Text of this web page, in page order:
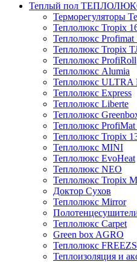
Теплый пол
Терморегуляторы
Теплолюкс Tropix
Теплолюкс Profimat
Теплолюкс Tropix
Теплолюкс ProfiRoll
Теплолюкс Alumia
Теплолюкс
Теплолюкс Express
Теплолюкс Liberte
Теплолюкс
Теплолюкс ProfiMat
Теплолюкс Tropix
Теплолюкс MINI
Теплолюкс EvoHeat
Теплолюкс NEO
Теплолюкс Tropix
Доктор Сухов
Теплолюкс Mirror
Теплолюкс Carpet
Green box AGRO
Теплолюкс
Теплоизоляция и